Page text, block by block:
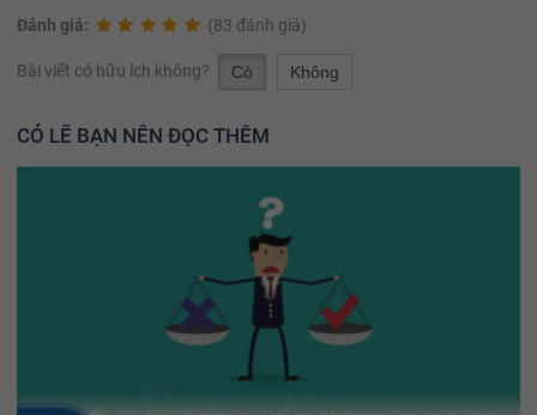
Đánh giá: (83 đánh giá)
Bài viết có hữu ích không? Có Không
CÓ LẼ BẠN NÊN ĐỌC THÊM